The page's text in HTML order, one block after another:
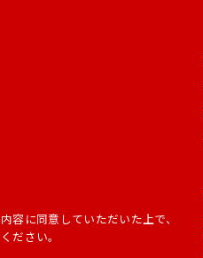
容に同意していただいた上で、
ださい。